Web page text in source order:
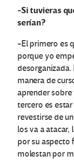
-Si tuvieras
serían?
-El primero es
porque yo
desorganizada.
manera de
aprender
tercero es
revestirse de
los va a atacar,
por su aspecto
molestan por